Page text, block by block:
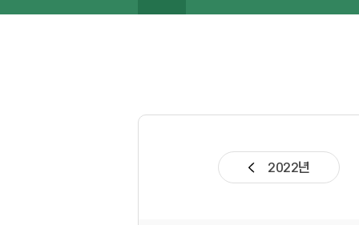
2022년